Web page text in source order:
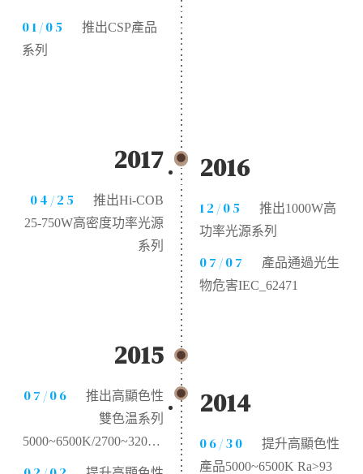
01/05
推出CSP產品
系列
2017
04/25
推出Hi-COB
25-750W高密度功率光源
系列
2016
12/05
推出1000W高
功率光源系列
07/07
產品通過光生
物危害IEC_62471
2015
07/06
推出高顯色性
雙色温系列
5000~6500K/2700~3200K
Ra>95
2014
06/30
提升高顯色性
產品5000~6500K Ra>93